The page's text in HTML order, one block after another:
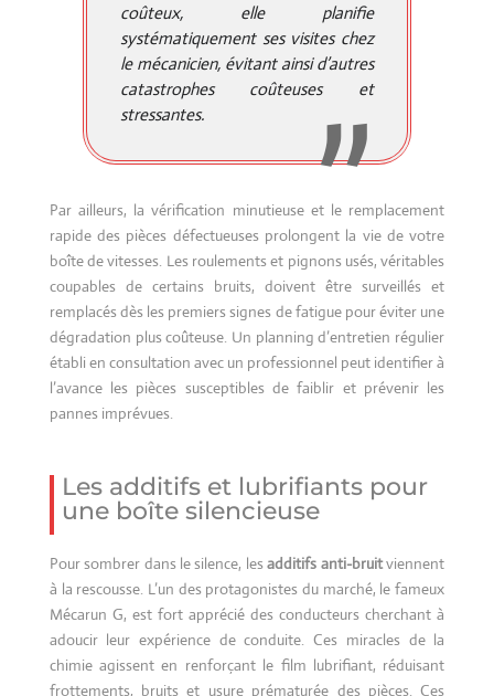
coûteux, elle planifie
systématiquement ses visites chez
le mécanicien, évitant ainsi d’autres
catastrophes coûteuses et
stressantes.
Par ailleurs, la vérification minutieuse et le remplacement
rapide des pièces défectueuses prolongent la vie de votre
boîte de vitesses. Les roulements et pignons usés, véritables
coupables de certains bruits, doivent être surveillés et
remplacés dès les premiers signes de fatigue pour éviter une
dégradation plus coûteuse. Un planning d’entretien régulier
établi en consultation avec un professionnel peut identifier à
l’avance les pièces susceptibles de faiblir et prévenir les
pannes imprévues.
Les additifs et lubrifiants pour
une boîte silencieuse
Pour sombrer dans le silence, lesadditifs anti-bruitviennent
à la rescousse. L’un des protagonistes du marché, le fameux
Mécarun G, est fort apprécié des conducteurs cherchant à
adoucir leur expérience de conduite. Ces miracles de la
chimie agissent en renforçant le film lubrifiant, réduisant
frottements, bruits et usure prématurée des pièces. Ces